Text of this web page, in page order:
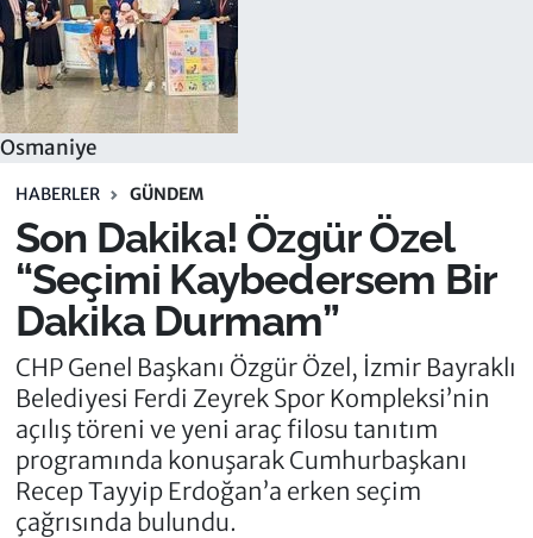
Osmaniye
HABERLER GÜNDEM
Son Dakika! Özgür Özel
“Seçimi Kaybedersem Bir
Dakika Durmam”
CHP Genel Başkanı Özgür Özel, İzmir Bayraklı
Belediyesi Ferdi Zeyrek Spor Kompleksi’nin
açılış töreni ve yeni araç filosu tanıtım
programında konuşarak Cumhurbaşkanı
Recep Tayyip Erdoğan’a erken seçim
çağrısında bulundu.
Tüm Manşetler
Son Dakika Haberleri